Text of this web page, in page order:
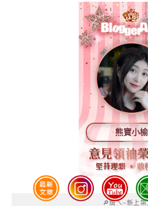
熊寶小榆
🔎燒ㄟ~新上架